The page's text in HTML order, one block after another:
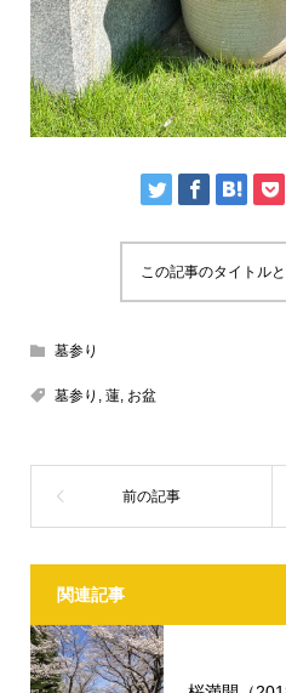
この記事のタイトル
墓参り
墓参り 蓮, お盆
関連記事